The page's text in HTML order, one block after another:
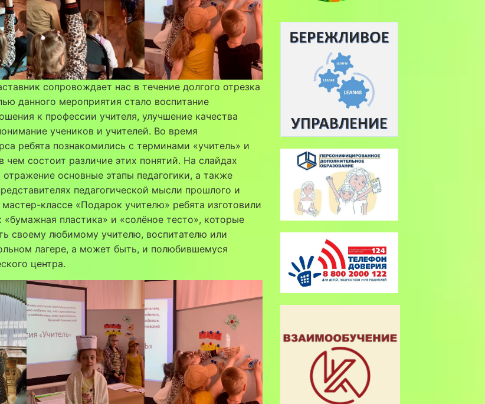
сопровождает нас в течение долгого отрезка
данного мероприятия стало воспитание
к профессии учителя, улучшение качества
учеников и учителей. Во время
ребята познакомились с терминами «учитель» и
чем состоит различие этих понятий. На слайдах
основные этапы педагогики, а также
педагогической мысли прошлого и
классе «Подарок учителю» ребята изготовили
«бумажная пластика» и «солёное тесто», которые
своему любимому учителю, воспитателю или
лагере, а может быть, и полюбившемуся
центра.